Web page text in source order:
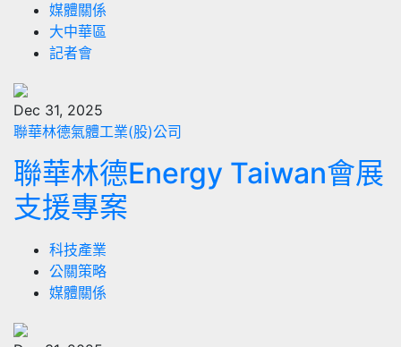
媒體關係
大中華區
記者會
Dec 31, 2025
聯華林德氣體工業(股)公司
聯華林德Energy Taiwan會展
支援專案
科技產業
公關策略
媒體關係